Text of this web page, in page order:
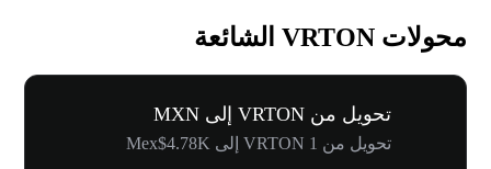
محولات VRTON الشائعة
تحويل من VRTON إلى MXN
تحويل من 1 VRTON إلى Mex$4.78K